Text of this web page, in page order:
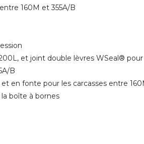
160M et 355A/B
et joint double lèvres WSeal® pour
B
en fonte pour les carcasses entre
boîte à bornes